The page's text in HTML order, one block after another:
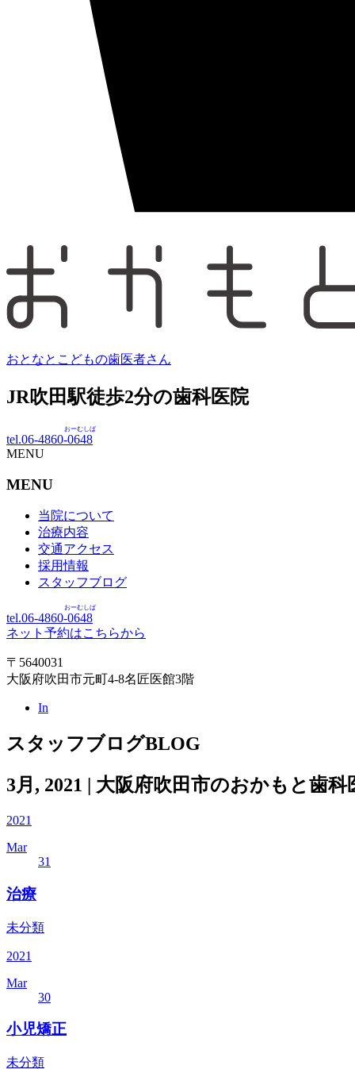
おとなとこどもの歯医者さん
JR吹田駅徒歩2分の歯科医院
tel.06-4860-0648
おーむしば
MENU
MENU
当院について
治療内容
交通アクセス
採用情報
スタッフブログ
tel.06-4860-0648
おーむしば
ネット予約はこちらから
〒5640031
大阪府吹田市元町4-8名匠医館3階
In
スタッフブログBLOG
3月, 2021 | 大阪府吹田市のおかもと歯
2021
Mar
31
治療
未分類
2021
Mar
30
小児矯正
未分類